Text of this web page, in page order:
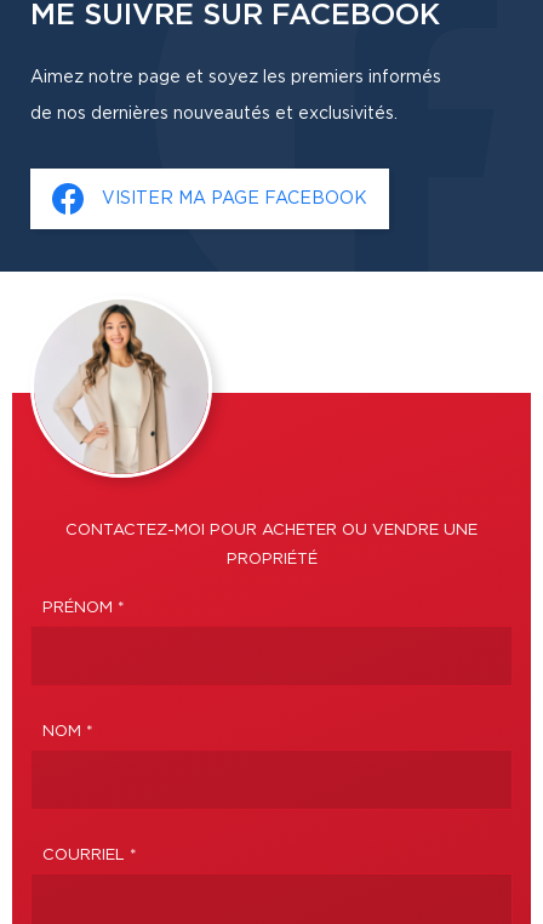
ME SUIVRE SUR FACEBOOK
Aimez notre page et soyez les premiers informés
de nos dernières nouveautés et exclusivités.
VISITER MA PAGE FACEBOOK
CONTACTEZ-MOI POUR ACHETER OU VENDRE UNE
PROPRIÉTÉ
PRÉNOM *
NOM *
COURRIEL *